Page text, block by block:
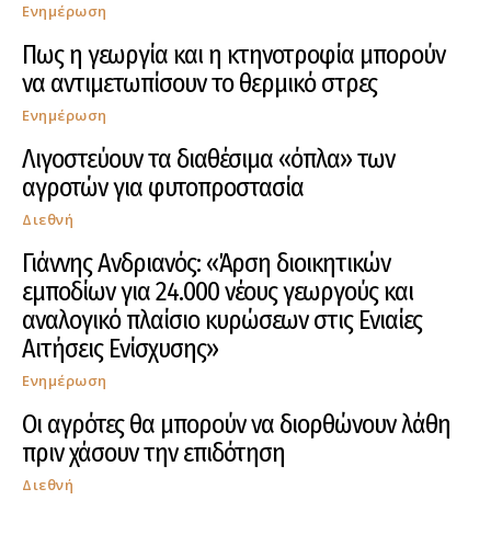
Ενημέρωση
Πως η γεωργία και η κτηνοτροφία μπορούν
να αντιμετωπίσουν το θερμικό στρες
Ενημέρωση
Λιγοστεύουν τα διαθέσιμα «όπλα» των
αγροτών για φυτοπροστασία
Διεθνή
Γιάννης Ανδριανός: «Άρση διοικητικών
εμποδίων για 24.000 νέους γεωργούς και
αναλογικό πλαίσιο κυρώσεων στις Ενιαίες
Αιτήσεις Ενίσχυσης»
Ενημέρωση
Οι αγρότες θα μπορούν να διορθώνουν λάθη
πριν χάσουν την επιδότηση
Διεθνή